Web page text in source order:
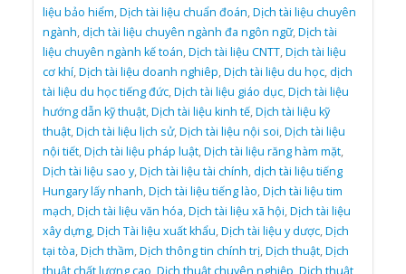
liệu bảo hiểm,Dịch tài liệu chuẩn đoán,Dịch tài liệu chuyên
ngành,dịch tài liệu chuyên ngành đa ngôn ngữ,Dịch tài
liệu chuyên ngành kế toán,Dịch tài liệu CNTT,Dịch tài liệu
cơ khí,Dịch tài liệu doanh nghiêp,Dịch tài liệu du học,dịch
tài liệu du học tiếng đức,Dịch tài liệu giáo dục,Dịch tài liệu
hướng dẫn kỹ thuật,Dịch tài liệu kinh tế,Dịch tài liệu kỹ
thuật,Dịch tài liệu lịch sử,Dịch tài liệu nội soi,Dịch tài liệu
nội tiết,Dịch tài liệu pháp luật,Dịch tài liệu răng hàm mặt,
Dịch tài liệu sao y,Dịch tài liệu tài chính,dịch tài liệu tiếng
Hungary lấy nhanh,Dịch tài liệu tiếng lào,Dịch tài liệu tim
mạch,Dịch tài liệu văn hóa,Dịch tài liệu xã hội,Dịch tài liệu
xây dựng,Dịch Tài liệu xuất khẩu,Dịch tài liệu y dược,Dịch
tại tòa,Dịch thầm,Dịch thông tin chính trị,Dịch thuật,Dịch
thuật chất lượng cao,Dịch thuật chuyên nghiệp,Dịch thuật